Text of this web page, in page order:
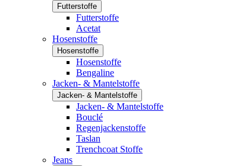
Futterstoffe
Futterstoffe
Acetat
Hosenstoffe
Hosenstoffe
Hosenstoffe
Bengaline
Jacken- & Mantelstoffe
Jacken- & Mantelstoffe
Jacken- & Mantelstoffe
Bouclé
Regenjackenstoffe
Taslan
Trenchcoat Stoffe
Jeans